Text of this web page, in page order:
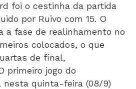
foi o cestinha da partida
por Ruivo com 15. O
a fase de realinhamento no
colocados, o que
de final,
primeiro jogo do
nesta quinta-feira (08/9)